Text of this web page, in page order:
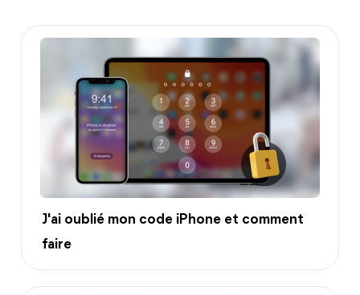
J'ai oublié mon code iPhone et comment
faire